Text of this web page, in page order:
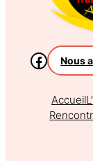
Nous
Accueil